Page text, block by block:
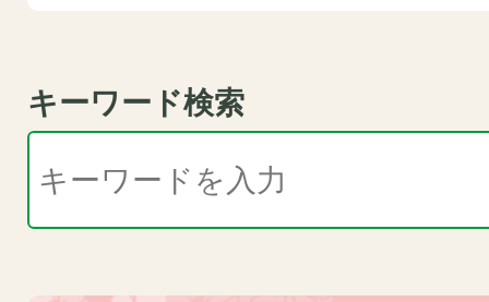
キーワード検索